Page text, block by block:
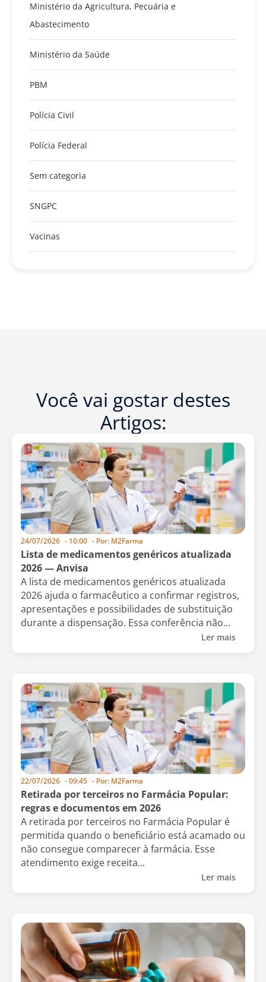
Ministério da Agricultura, Pecuária e
Abastecimento
Ministério da Saúde
PBM
Polícia Civil
Polícia Federal
Sem categoria
SNGPC
Vacinas
Você vai gostar destes
Artigos:
24/07/2026 - 10:00 - Por: M2Farma
Lista de medicamentos genéricos atualizada
2026 — Anvisa
A lista de medicamentos genéricos atualizada
2026 ajuda o farmacêutico a confirmar registros,
apresentações e possibilidades de substituição
durante a dispensação. Essa conferência não...
Ler mais
22/07/2026 -09:45 - Por: M2Farma
Retirada por terceiros no Farmácia Popular:
regras e documentos em 2026
A retirada por terceiros no Farmácia Popular é
permitida quando o beneficiário está acamado ou
não consegue comparecer à farmácia. Esse
atendimento exige receita...
Ler mais